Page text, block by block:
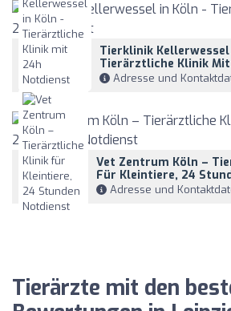
Tierklinik Kellerwessel
Tierärztliche Klinik
Adresse und
Vet Zentrum Köln –
Für Kleintiere, 24
Adresse und
Tierärzte mit den